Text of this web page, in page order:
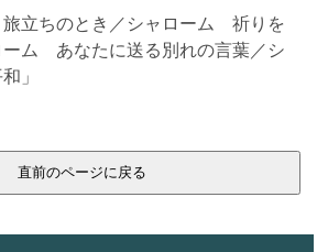
立ちのとき／シャローム 祈りを
ーム あなたに送る別れの言葉／シ
」